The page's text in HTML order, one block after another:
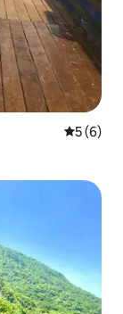
5 de
5 (6)